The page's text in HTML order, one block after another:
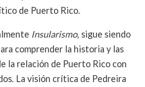
de Puerto Rico.
Insularismo, sigue siendo
comprender la historia y las
la relación de Puerto Rico con
La visión crítica de Pedreira